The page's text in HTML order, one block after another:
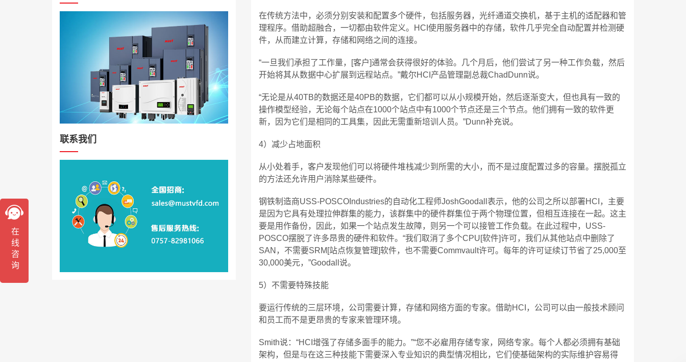
在传统方法中，必须分别安装和配置多个硬件，包括服务器，光纤通道交换机，基于主机的适配器和管
理程序。借助超融合，一切都由软件定义。HCI使用服务器中的存储，软件几乎完全自动配置并检测硬
件，从而建立计算，存储和网络之间的连接。
“一旦我们承担了工作量，[客户]通常会获得很好的体验。几个月后，他们尝试了另一种工作负载，然后
开始将其从数据中心扩展到远程站点。”戴尔HCI产品管理副总裁ChadDunn说。
“无论是从40TB的数据还是40PB的数据，它们都可以从小规模开始，然后逐渐变大，但也具有一致的
操作模型经验，无论每个站点在1000个站点中有1000个节点还是三个节点。他们拥有一致的软件更
新，因为它们是相同的工具集，因此无需重新培训人员。”Dunn补充说。
4）减少占地面积
从小处着手，客户发现他们可以将硬件堆栈减少到所需的大小，而不是过度配置过多的容量。摆脱孤立
的方法还允许用户消除某些硬件。
钢铁制造商USS-POSCOIndustries的自动化工程师JoshGoodall表示，他的公司之所以部署HCI，主要
是因为它具有处理拉伸群集的能力，该群集中的硬件群集位于两个物理位置，但相互连接在一起。这主
要是用作备份，因此，如果一个站点发生故障，则另一个可以接管工作负载。在此过程中，USS-
POSCO摆脱了许多昂贵的硬件和软件。“我们取消了多个CPU[软件]许可，我们从其他站点中删除了
SAN，不需要SRM[站点恢复管理]软件，也不需要Commvault许可。每年的许可证续订节省了25,000至
30,000美元，”Goodall说。
5）不需要特殊技能
要运行传统的三层环境，公司需要计算，存储和网络方面的专家。借助HCI，公司可以由一般技术顾问
和员工而不是更昂贵的专家来管理环境。
Smith说：“HCI增强了存储多面手的能力。”“您不必雇用存储专家，网络专家。每个人都必须拥有基础
架构，但是与在这三种技能下需要深入专业知识的典型情况相比，它们使基础架构的实际维护容易得
联系我们
在线咨询